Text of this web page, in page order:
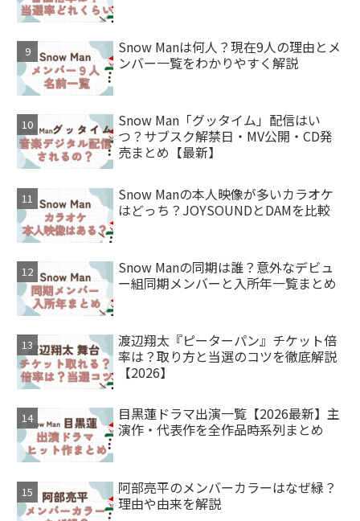
Snow Manは何人？現在9人の理由とメ
ンバー一覧をわかりやすく解説
Snow Man「グッタイム」配信はい
つ？サブスク解禁日・MV公開・CD発
売まとめ【最新】
Snow Manの本人映像が多いカラオケ
はどっち？JOYSOUNDとDAMを比較
Snow Manの同期は誰？意外なデビュ
ー組同期メンバーと入所年一覧まとめ
渡辺翔太『ピーターパン』チケット倍
率は？取り方と当選のコツを徹底解説
【2026】
目黒蓮ドラマ出演一覧【2026最新】主
演作・代表作を全作品時系列まとめ
阿部亮平のメンバーカラーはなぜ緑？
理由や由来を解説